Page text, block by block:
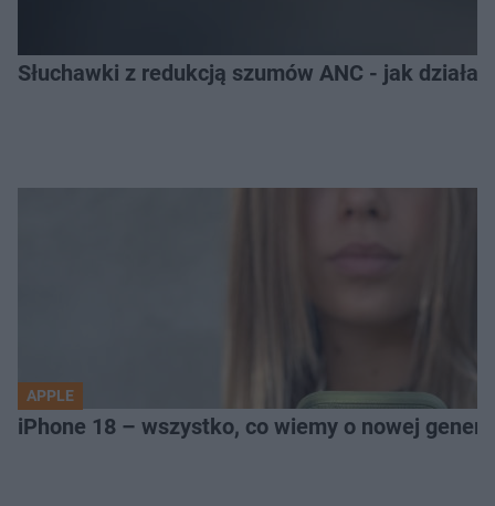
Słuchawki z redukcją szumów ANC - jak
APPLE
iPhone 18 – wszystko, co wiemy o nowej